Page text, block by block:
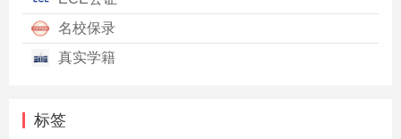
名校保录
真实学籍
标签